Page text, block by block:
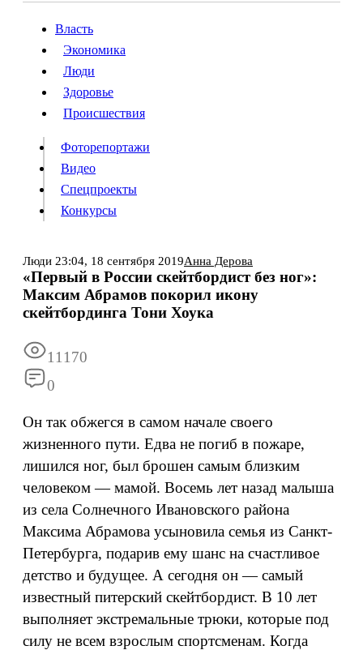
Власть
Происшествия
Видео
Конкурсы
Информация Подписка РекламаВсе новости
Власть
Экономика
Люди
Здоровье
Происшествия
Фоторепортажи
Видео
Спецпроекты
Конкурсы
Люди 23:04, 18 сентября 2019Анна Дерова
«Первый в России скейтбордист без ног»:
Максим Абрамов покорил икону
скейтбординга Тони Хоука
11170
0
Он так обжегся в самом начале своего
жизненного пути. Едва не погиб в пожаре,
лишился ног, был брошен самым близким
человеком — мамой. Восемь лет назад малыша
из села Солнечного Ивановского района
Максима Абрамова усыновила семья из Санкт-
Петербурга, подарив ему шанс на счастливое
детство и будущее. А сегодня он — самый
известный питерский скейтбордист. В 10 лет
выполняет экстремальные трюки, которые под
силу не всем взрослым спортсменам. Когда